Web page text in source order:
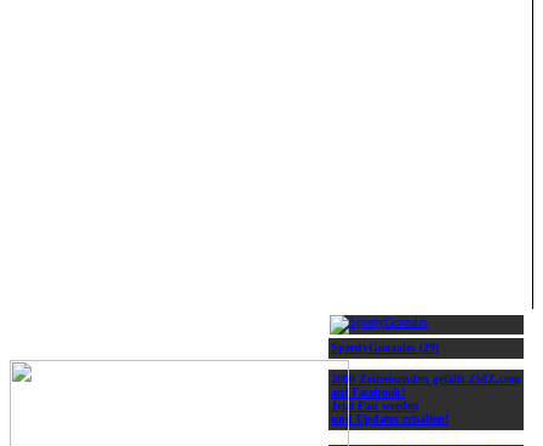
SpeedyGonzales (29)
2000 Zeitreisenden gefällt ZidZ.com
auf Facebook!
Jetzt Fan werden
und Updates erhalten!